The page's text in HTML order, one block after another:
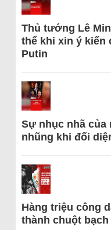
Thủ tướng Lê
thể khi xin ý kiến
Putin
Sự nhục nhã của
nhũng khi đối
Hàng triệu công
thành chuột